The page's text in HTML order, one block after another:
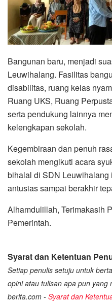
Bangunan baru, menjadi
Leuwihalang. Fasilitas
disabilitas, ruang kelas
Ruang UKS, Ruang
serta pendukung lainnya
kelengkapan sekolah.
Kegembiraan dan penuh
sekolah mengikuti acara
bihalal di SDN
antusias sampai berakhir
Alhamdulillah, Terimakasih
Pemerintah.
Syarat dan Ketentuan
Setiap penulis setuju untuk
opini atau tulisan apa pun yang
berita.com - Syarat dan